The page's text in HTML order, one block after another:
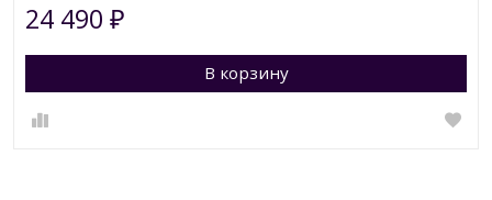
24 490₽
В корзину